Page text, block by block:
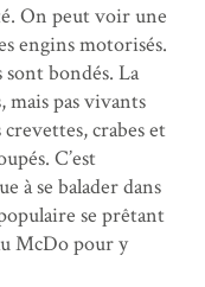
On peut voir une
engins motorisés.
sont bondés. La
mais pas vivants
crevettes, crabes et
C’est
à se balader dans
se prêtant
McDo pour y